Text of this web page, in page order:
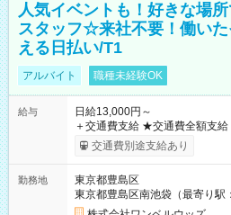
人気イベントも！好きな場
スタッフ☆来社不要！働いた
える日払い/T1
アルバイト 職種未経験OK
給与
日給13,000円～
＋交通費支給 ★交通費全額支給！ ┗案件により規定あり ★日払
いOK！（規定あり） ┗働いた
ンビニATMから 日払い分を引き落とせま
交通費別途支給あり
勤務地
東京都豊島区
東京都豊島区南池袋（最寄り駅